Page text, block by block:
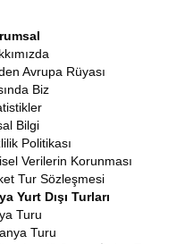
sayesinde, maliyetleri
misafirlerimize
ulaşılabilir bir gerçek
Bu yüzden
zamanlarında maksimum
ettik.
Orta Asya Turu 9 Gün
bile boşa geçmez.
bir o kadar da doyurucu
geriye dönüp
gibi derin bir bağ
Avrupa Rüyası
Biz
Bilgi
Politikası
Verilerin Korunması
Tur Sözleşmesi
Yurt Dışı Turları
Turu
Turu